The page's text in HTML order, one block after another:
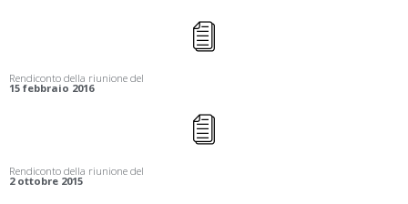
Rendiconto della riunione del
15 febbraio 2016
Rendiconto della riunione del
2 ottobre 2015